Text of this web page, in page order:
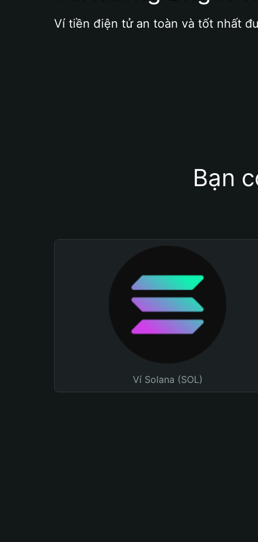
Ví tiền điện tử an toàn và tốt nhất
Bạn
Ví Solana (SOL)